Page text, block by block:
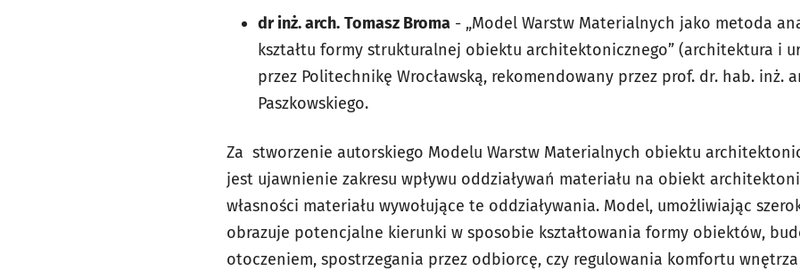
dr inż. arch. Tomasz Broma - „Model Warstw Materialnych jako metoda
kształtu formy strukturalnej obiektu architektonicznego” (architektura i
przez Politechnikę Wrocławską, rekomendowany przez prof. dr. hab. inż.
Paszkowskiego.
Za stworzenie autorskiego Modelu Warstw Materialnych obiektu
jest ujawnienie zakresu wpływu oddziaływań materiału na obiekt
własności materiału wywołujące te oddziaływania. Model, umożliwiając
obrazuje potencjalne kierunki w sposobie kształtowania formy obiektów,
otoczeniem, spostrzegania przez odbiorcę, czy regulowania komfortu